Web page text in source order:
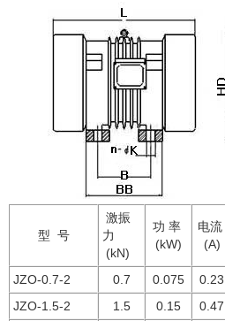
型 号
激振
力
(kN)
功 率
(kW)
电流
(A)
JZO-0.7-2 0.7 0.075 0.23
JZO-1.5-2
1.5 0.15 0.47